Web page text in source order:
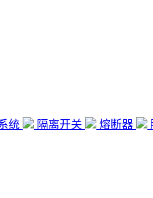
统 隔离开关 熔断器